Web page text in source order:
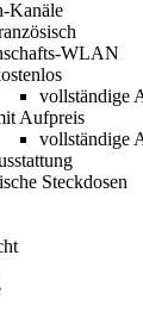
Kanäle
WLAN
vollständige
Aufpreis
vollständige
Steckdosen